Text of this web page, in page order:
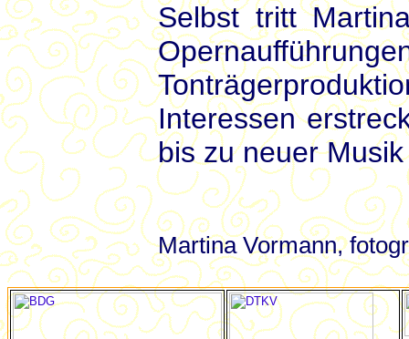
Selbst tritt
Interessen
bis zu neuer
Martina Vormann,